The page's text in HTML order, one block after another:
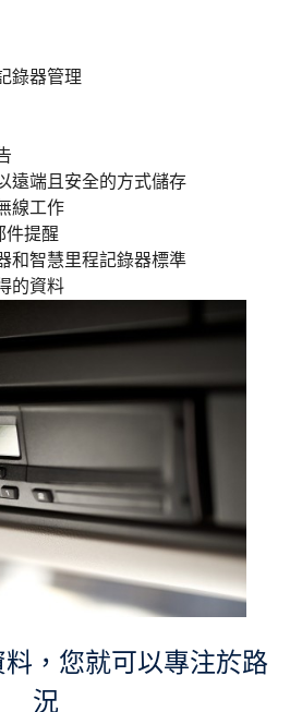
錄器管理
遠端且安全的方式儲存
線工作
件提醒
和智慧里程記錄器標準
的資料
況